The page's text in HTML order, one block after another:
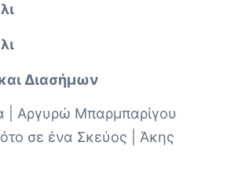
Διασήμων
| Αργυρώ Μπαρμπαρίγου
σε ένα Σκεύος | Άκης